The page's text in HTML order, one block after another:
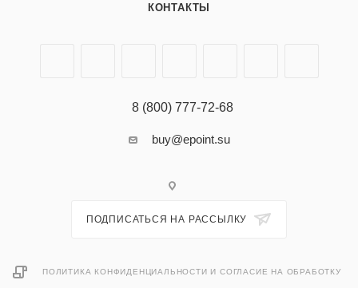
КОНТАКТЫ
8 (800) 777-72-68
buy@epoint.su
ПОДПИСАТЬСЯ НА РАССЫЛКУ
ПОЛИТИКА КОНФИДЕНЦИАЛЬНОСТИ И СОГЛАСИЕ НА ОБРАБОТКУ